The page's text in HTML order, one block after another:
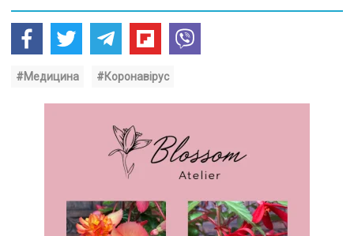
#Медицина #Коронавірус